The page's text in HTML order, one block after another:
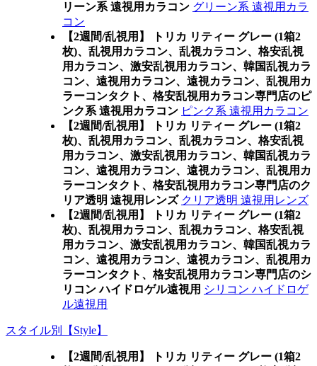
リーン系 遠視用カラコン グリーン系 遠視用カラ
コン
【2週間/乱視用】 トリカ リティー グレー (1箱2
枚)、乱視用カラコン、乱視カラコン、格安乱視
用カラコン、激安乱視用カラコン、韓国乱視カラ
コン、遠視用カラコン、遠視カラコン、乱視用カ
ラーコンタクト、格安乱視用カラコン専門店のピ
ンク系 遠視用カラコン ピンク系 遠視用カラコン
【2週間/乱視用】 トリカ リティー グレー (1箱2
枚)、乱視用カラコン、乱視カラコン、格安乱視
用カラコン、激安乱視用カラコン、韓国乱視カラ
コン、遠視用カラコン、遠視カラコン、乱視用カ
ラーコンタクト、格安乱視用カラコン専門店のク
リア透明 遠視用レンズ クリア透明 遠視用レンズ
【2週間/乱視用】 トリカ リティー グレー (1箱2
枚)、乱視用カラコン、乱視カラコン、格安乱視
用カラコン、激安乱視用カラコン、韓国乱視カラ
コン、遠視用カラコン、遠視カラコン、乱視用カ
ラーコンタクト、格安乱視用カラコン専門店のシ
リコン ハイドロゲル遠視用 シリコン ハイドロゲ
ル遠視用
スタイル別【Style】
【2週間/乱視用】 トリカ リティー グレー (1箱2